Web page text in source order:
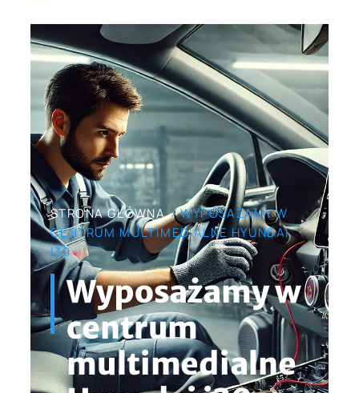
STRONA GŁÓWNA> WYPOSAŻAMY W
CENTRUM MULTIMEDIALNE HYUNDAI
I30
Wyposażamy w
centrum
multimedialne